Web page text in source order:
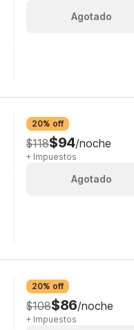
Agotado
20% off
$118$94/noche
+ Impuestos
Agotado
20% off
$108$86/noche
+ Impuestos